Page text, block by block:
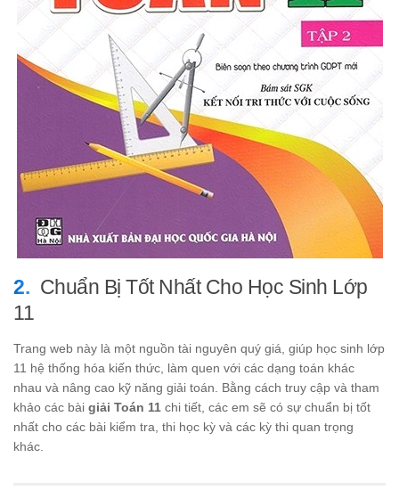
Chuẩn Bị Tốt Nhất Cho Học Sinh Lớp
11
Trang web này là một nguồn tài nguyên quý giá, giúp học sinh lớp
11 hệ thống hóa kiến thức, làm quen với các dạng toán khác
nhau và nâng cao kỹ năng giải toán. Bằng cách truy cập và tham
khảo các bài giải Toán 11 chi tiết, các em sẽ có sự chuẩn bị tốt
nhất cho các bài kiểm tra, thi học kỳ và các kỳ thi quan trọng
khác.